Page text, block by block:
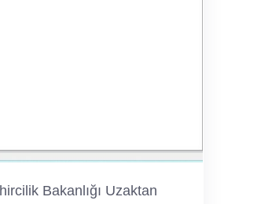
Bakanlığı Uzaktan